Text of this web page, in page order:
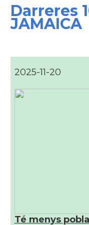
Darreres
JAMAICA
2025-11-20
Té menys